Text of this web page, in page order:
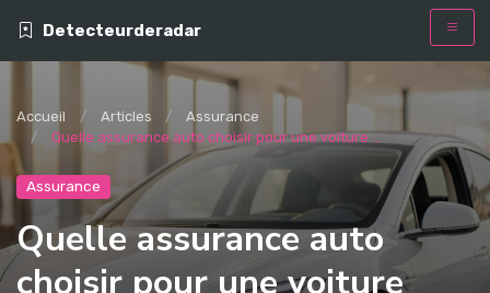
Detecteurderadar
Accueil Articles
Assurance
Quelle assurance auto choisir pour une voiture ...
Assurance
Quelle assurance auto
choisir pour une voiture